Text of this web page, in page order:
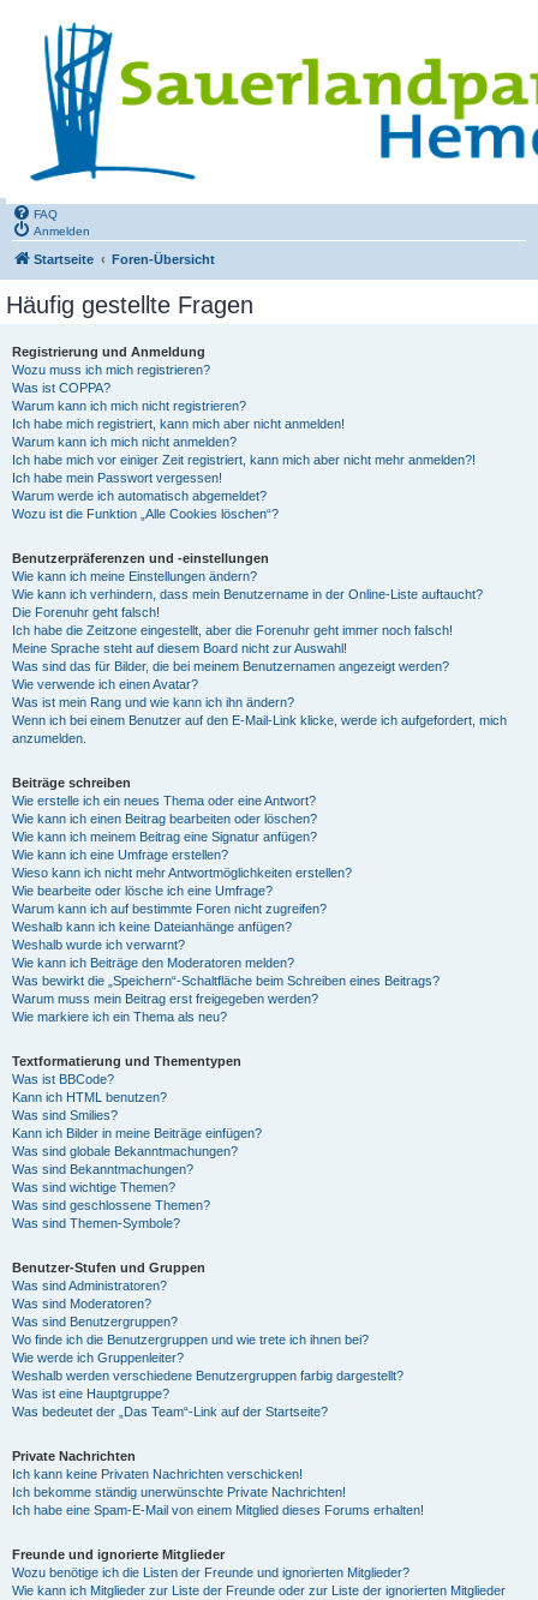
FAQ
Anmelden
Startseite Foren-Übersicht
Häufig gestellte Fragen
Registrierung und Anmeldung
Wozu muss ich mich registrieren?
Was ist COPPA?
Warum kann ich mich nicht registrieren?
Ich habe mich registriert, kann mich aber nicht anmelden!
Warum kann ich mich nicht anmelden?
Ich habe mich vor einiger Zeit registriert, kann mich aber nicht mehr anmelden?!
Ich habe mein Passwort vergessen!
Warum werde ich automatisch abgemeldet?
Wozu ist die Funktion „Alle Cookies löschen“?
Benutzerpräferenzen und -einstellungen
Wie kann ich meine Einstellungen ändern?
Wie kann ich verhindern, dass mein Benutzername in der Online-Liste auftaucht?
Die Forenuhr geht falsch!
Ich habe die Zeitzone eingestellt, aber die Forenuhr geht immer noch falsch!
Meine Sprache steht auf diesem Board nicht zur Auswahl!
Was sind das für Bilder, die bei meinem Benutzernamen angezeigt werden?
Wie verwende ich einen Avatar?
Was ist mein Rang und wie kann ich ihn ändern?
Wenn ich bei einem Benutzer auf den E-Mail-Link klicke, werde ich aufgefordert, mich
anzumelden.
Beiträge schreiben
Wie erstelle ich ein neues Thema oder eine Antwort?
Wie kann ich einen Beitrag bearbeiten oder löschen?
Wie kann ich meinem Beitrag eine Signatur anfügen?
Wie kann ich eine Umfrage erstellen?
Wieso kann ich nicht mehr Antwortmöglichkeiten erstellen?
Wie bearbeite oder lösche ich eine Umfrage?
Warum kann ich auf bestimmte Foren nicht zugreifen?
Weshalb kann ich keine Dateianhänge anfügen?
Weshalb wurde ich verwarnt?
Wie kann ich Beiträge den Moderatoren melden?
Was bewirkt die „Speichern“-Schaltfläche beim Schreiben eines Beitrags?
Warum muss mein Beitrag erst freigegeben werden?
Wie markiere ich ein Thema als neu?
Textformatierung und Thementypen
Was ist BBCode?
Kann ich HTML benutzen?
Was sind Smilies?
Kann ich Bilder in meine Beiträge einfügen?
Was sind globale Bekanntmachungen?
Was sind Bekanntmachungen?
Was sind wichtige Themen?
Was sind geschlossene Themen?
Was sind Themen-Symbole?
Benutzer-Stufen und Gruppen
Was sind Administratoren?
Was sind Moderatoren?
Was sind Benutzergruppen?
Wo finde ich die Benutzergruppen und wie trete ich ihnen bei?
Wie werde ich Gruppenleiter?
Weshalb werden verschiedene Benutzergruppen farbig dargestellt?
Was ist eine Hauptgruppe?
Was bedeutet der „Das Team“-Link auf der Startseite?
Private Nachrichten
Ich kann keine Privaten Nachrichten verschicken!
Ich bekomme ständig unerwünschte Private Nachrichten!
Ich habe eine Spam-E-Mail von einem Mitglied dieses Forums erhalten!
Freunde und ignorierte Mitglieder
Wozu benötige ich die Listen der Freunde und ignorierten Mitglieder?
Wie kann ich Mitglieder zur Liste der Freunde oder zur Liste der ignorierten Mitglieder